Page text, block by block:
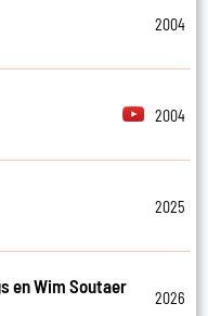
2004
2004
2025
en Wim Soutaer
2026